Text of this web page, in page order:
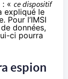
: « ce dispositif
expliqué le
Pour l’IMSI
données,
ci pourra
espion